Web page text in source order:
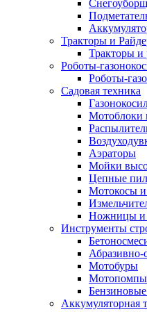
Тракторы и
Тракторы и
Роботы-
Роботы-
Садовая техника
Мотоблоки
Аэраторы
Мойки
Цепные
Мотокосы
Ножницы и
Инструменты
Абразивно-
Мотобуры
Мотопомпы
Аккумуляторная